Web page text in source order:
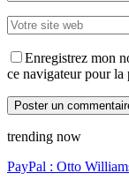
Enregistrez mon
ce navigateur pour la
trending now
PayPal : Otto